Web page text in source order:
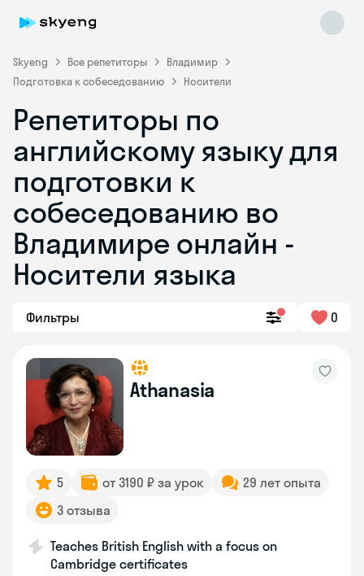
Skyeng Все репетиторы
Владимир
Подготовка к собеседованию
Носители
Репетиторы по
английскому языку для
подготовки к
собеседованию во
Владимире онлайн -
Носители языка
Фильтры 0
Athanasia
5 от 3190 ₽ за урок
29 лет опыта
3 отзыва
Teaches British English with a focus on
Cambridge certificates
Skyeng Chat